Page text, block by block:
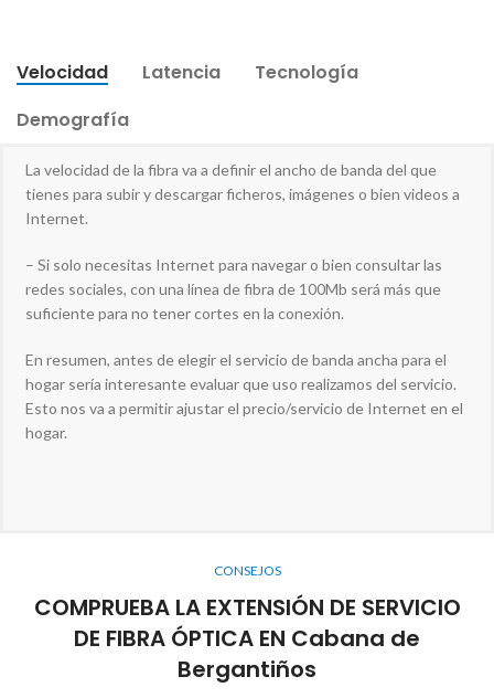
Velocidad Latencia
Tecnología
Demografía
La velocidad de la fibra va a definir el ancho de banda del que
tienes para subir y descargar ficheros, imágenes o bien videos a
Internet.
– Si solo necesitas Internet para navegar o bien consultar las
redes sociales, con una línea de fibra de 100Mb será más que
suficiente para no tener cortes en la conexión.
En resumen, antes de elegir el servicio de banda ancha para el
hogar sería interesante evaluar que uso realizamos del servicio.
Esto nos va a permitir ajustar el precio/servicio de Internet en el
hogar.
CONSEJOS
COMPRUEBA LA EXTENSIÓN DE SERVICIO
DE FIBRA ÓPTICA EN Cabana de
Bergantiños